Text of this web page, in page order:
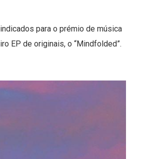
para o prémio de música
EP de originais, o “Mindfolded”.